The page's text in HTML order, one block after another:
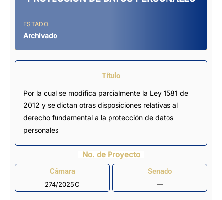
ESTADO
Archivado
Título
Por la cual se modifica parcialmente la Ley 1581 de
2012 y se dictan otras disposiciones relativas al
derecho fundamental a la protección de datos
personales
No. de Proyecto
Cámara
274/2025C
Senado
—